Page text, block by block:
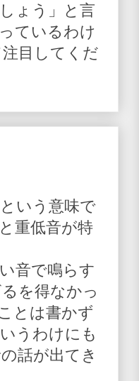
ょう」と言
ているわけ
目してくだ
いう意味で
重低音が特
音で鳴らす
を得なかっ
とは書かず
うわけにも
話が出てき